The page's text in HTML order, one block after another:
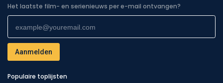
Het laatste film- en serienieuws per e-mail ontvangen?
Populaire toplijsten